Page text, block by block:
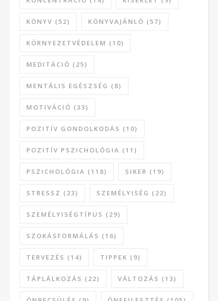
KÖNYV (52) KÖNYVAJÁNLÓ (57)
KÖRNYEZETVÉDELEM (10)
MEDITÁCIÓ (25)
MENTÁLIS EGÉSZSÉG (8)
MOTIVÁCIÓ (33)
POZITÍV GONDOLKODÁS (10)
POZITÍV PSZICHOLÓGIA (11)
PSZICHOLÓGIA (118) SIKER (19)
STRESSZ (23) SZEMÉLYISÉG (22)
SZEMÉLYISÉGTÍPUS (29)
SZOKÁSFORMÁLÁS (16)
TERVEZÉS (14) TIPPEK (9)
TÁPLÁLKOZÁS (22) VÁLTOZÁS (13)